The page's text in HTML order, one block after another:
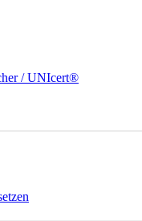
/ UNIcert®